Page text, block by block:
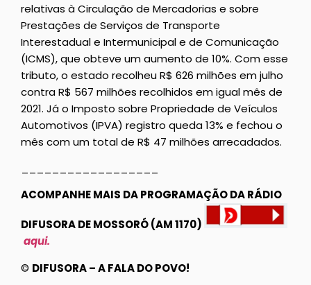
relativas à Circulação de Mercadorias e sobre
Prestações de Serviços de Transporte
Interestadual e Intermunicipal e de Comunicação
(ICMS), que obteve um aumento de 10%. Com esse
tributo, o estado recolheu R$ 626 milhões em julho
contra R$ 567 milhões recolhidos em igual mês de
2021. Já o Imposto sobre Propriedade de Veículos
Automotivos (IPVA) registro queda 13% e fechou o
mês com um total de R$ 47 milhões arrecadados.
ACOMPANHE MAIS DA PROGRAMAÇÃO DA RÁDIO
DIFUSORA DE MOSSORÓ (AM 1170)
aqui.
© DIFUSORA – A FALA DO POVO!